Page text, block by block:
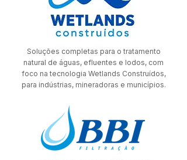
Soluções completas para o tratamento
natural de águas, efluentes e lodos, com
foco na tecnologia Wetlands Construídos,
para indústrias, mineradoras e municípios.